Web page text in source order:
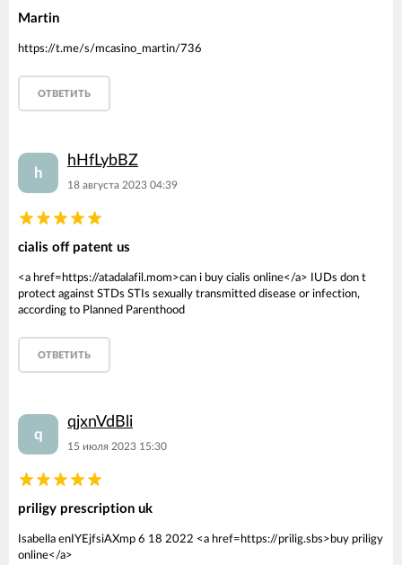
Martin
https://t.me/s/mcasino_martin/736
ОТВЕТИТЬ
h
hHfLybBZ
18 августа 2023 04:39
cialis off patent us
<a href=https://atadalafil.mom>can i buy cialis online</a> IUDs don t
protect against STDs STIs sexually transmitted disease or infection,
according to Planned Parenthood
ОТВЕТИТЬ
q
qjxnVdBli
15 июля 2023 15:30
priligy prescription uk
Isabella enIYEjfsiAXmp 6 18 2022 <a href=https://prilig.sbs>buy priligy
online</a>